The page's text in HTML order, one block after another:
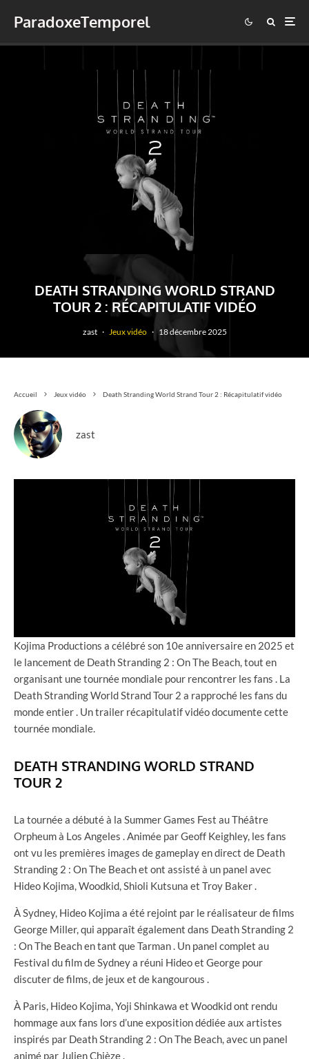
ParadoxeTemporel
DEATH STRANDING WORLD STRAND
TOUR 2 : RÉCAPITULATIF VIDÉO
zast · Jeux vidéo · 18 décembre 2025
Accueil Jeux vidéo Death Stranding World Strand Tour 2 : Récapitulatif vidéo
zast
Kojima Productions a célébré son 10e anniversaire en 2025 et
le lancement de Death Stranding 2 : On The Beach, tout en
organisant une tournée mondiale pour rencontrer les fans . La
Death Stranding World Strand Tour 2 a rapproché les fans du
monde entier . Un trailer récapitulatif vidéo documente cette
tournée mondiale.
DEATH STRANDING WORLD STRAND
TOUR 2
La tournée a débuté à la Summer Games Fest au Théâtre
Orpheum à Los Angeles . Animée par Geoff Keighley, les fans
ont vu les premières images de gameplay en direct de Death
Stranding 2 : On The Beach et ont assisté à un panel avec
Hideo Kojima, Woodkid, Shioli Kutsuna et Troy Baker .
À Sydney, Hideo Kojima a été rejoint par le réalisateur de films
George Miller, qui apparaît également dans Death Stranding 2
: On The Beach en tant que Tarman . Un panel complet au
Festival du film de Sydney a réuni Hideo et George pour
discuter de films, de jeux et de kangourous .
À Paris, Hideo Kojima, Yoji Shinkawa et Woodkid ont rendu
hommage aux fans lors d’une exposition dédiée aux artistes
inspirés par Death Stranding 2 : On The Beach, avec un panel
animé par Julien Chièze .